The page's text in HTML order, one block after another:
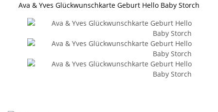
Ava & Yves Glückwunschkarte Geburt Hello Baby Storch